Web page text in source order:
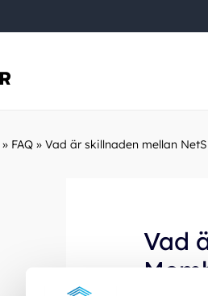
» FAQ » Vad är skillnaden mellan
Vad